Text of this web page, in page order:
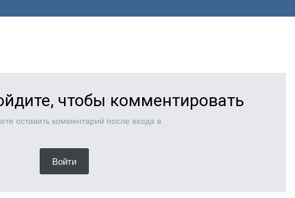
чтобы комментировать
оставить комментарий после входа в
Войти